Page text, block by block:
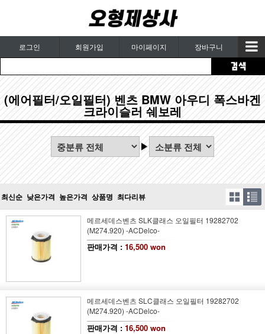
로그인 회원가입 마이페이지 장바구니
(에어필터/오일필터) 벤츠 BMW 아우디 폭스바겐
크라이슬러 쉐보레
최신순 낮은가격 높은가격 상품명 최다리뷰
메르세데스벤츠 SLK클래스 오일필터 19282702
(M274.920) -ACDelco-
판매가격 : 16,500 won
메르세데스벤츠 SLC클래스 오일필터 19282702
(M274.920) -ACDelco-
판매가격 : 16,500 won